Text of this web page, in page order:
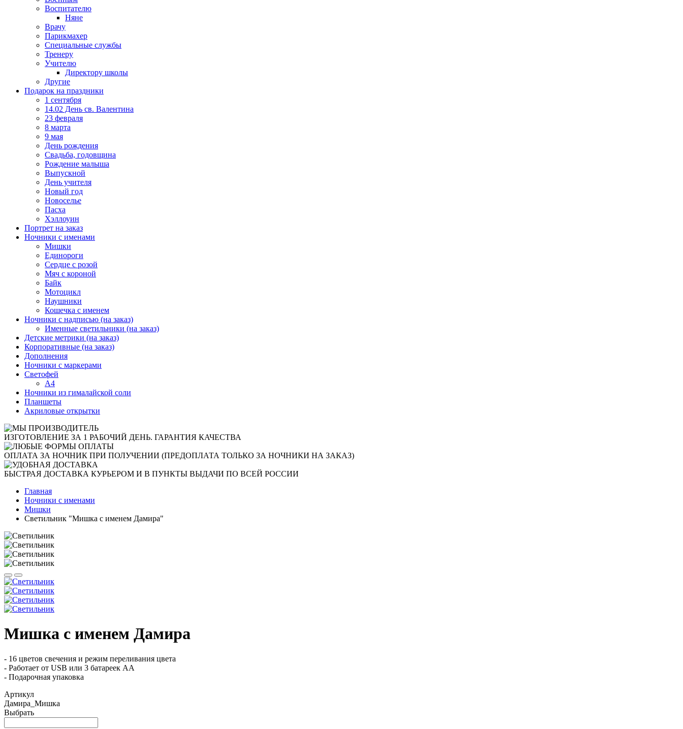
Воспитателю
Няне
Врачу
Парикмахер
Специальные службы
Тренеру
Учителю
Директору школы
Другие
Подарок на праздники
1 сентября
14.02 День св. Валентина
23 февраля
8 марта
9 мая
День рождения
Свадьба, годовщина
Рождение малыша
Выпускной
День учителя
Новый год
Новоселье
Пасха
Хэллоуин
Портрет на заказ
Ночники с именами
Мишки
Единороги
Сердце с розой
Мяч с короной
Байк
Мотоцикл
Наушники
Кошечка с именем
Ночники с надписью (на заказ)
Именные светильники (на заказ)
Детские метрики (на заказ)
Корпоративные (на заказ)
Дополнения
Ночники с маркерами
Светофей
А4
Ночники из гималайской соли
Планшеты
Акриловые открытки
ИЗГОТОВЛЕНИЕ ЗА 1 РАБОЧИЙ ДЕНЬ. ГАРАНТИЯ КАЧЕСТВА
ОПЛАТА ЗА НОЧНИК ПРИ ПОЛУЧЕНИИ (ПРЕДОПЛАТА ТОЛЬКО ЗА НОЧНИКИ НА ЗАКАЗ)
БЫСТРАЯ ДОСТАВКА КУРЬЕРОМ И В ПУНКТЫ ВЫДАЧИ ПО ВСЕЙ РОССИИ
Главная
Ночники с именами
Мишки
Светильник "Мишка с именем Дамира"
Мишка с именем Дамира
- 16 цветов свечения и режим переливания цвета
- Работает от USB или 3 батареек АА
- Подарочная упаковка
Артикул
Дамира_Мишка
Выбрать